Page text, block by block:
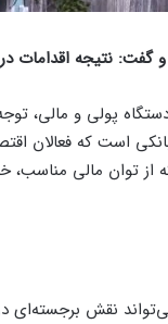
گفت: نتیجه
پولی و مالی،
است که فعالان
توان مالی مناسب،
می‌تواند نقش